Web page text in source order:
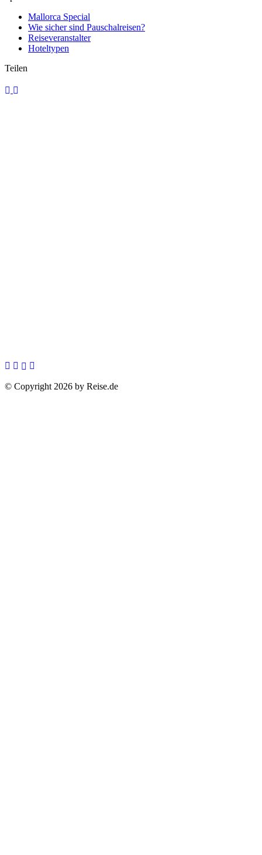
Mallorca Special
Wie sicher sind Pauschalreisen?
Reiseveranstalter
Hoteltypen
Teilen
© Copyright 2026 by Reise.de